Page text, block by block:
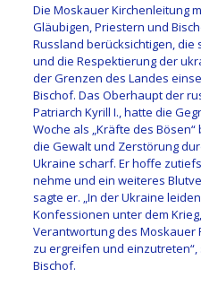
Die Moskauer Kirchenleitung
Gläubigen, Priestern und
Russland berücksichtigen, die
und die Respektierung der
der Grenzen des Landes
Bischof. Das Oberhaupt der
Patriarch Kyrill I., hatte die
Woche als „Kräfte des
die Gewalt und Zerstörung
Ukraine scharf. Er hoffe
nehme und ein weiteres
sagte er. „In der Ukraine
Konfessionen unter dem
Verantwortung des Moskauer
zu ergreifen und
Bischof.